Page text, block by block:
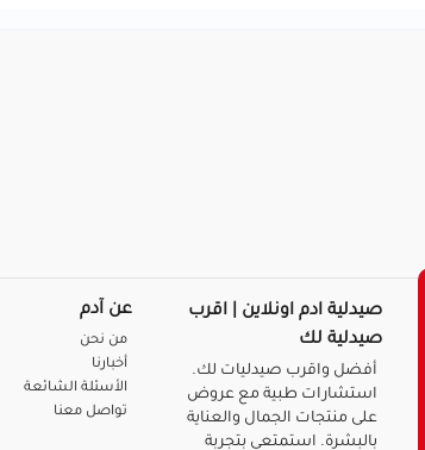
صيدلية ادم اونلاين | اقرب
صيدلية لك
أفضل واقرب صيدليات لك.
استشارات طبية مع عروض
على منتجات الجمال والعناية
بالبشرة. استمتعي بتجربة
عن آدم
من نحن
أخبارنا
الأسئلة الشائعة
تواصل معنا